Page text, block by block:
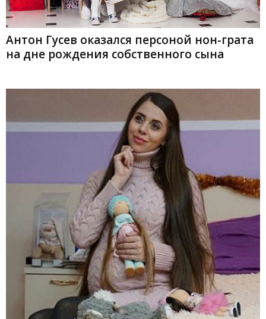
Антон Гусев оказался персоной нон-грата
на дне рождения собственного сына